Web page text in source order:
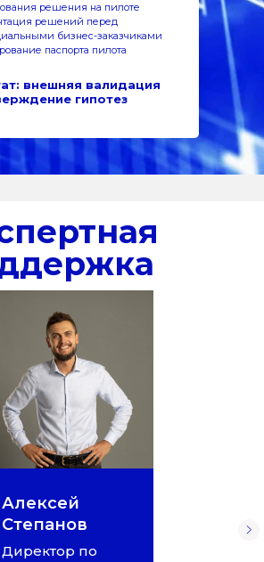
внешняя валидация
гипотез
решения на пилоте
решений перед
бизнес-заказчиками
паспорта пилота
Алексей
Степанов
Директор по